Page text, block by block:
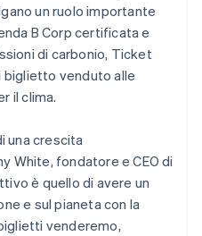
un ruolo importante
B Corp certificata e
di carbonio, Ticket
biglietto venduto alle
il clima.
una crescita
White, fondatore e CEO di
è quello di avere un
e sul pianeta con la
venderemo,